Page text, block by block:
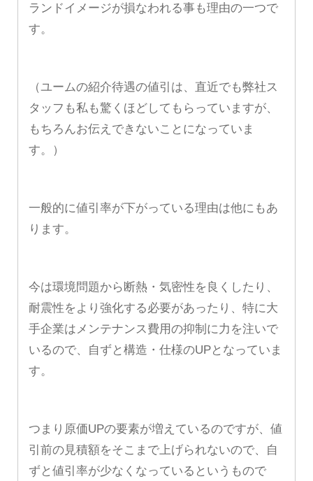
ランドイメージが損なわれる事も理由の一つで
す。
（ユームの紹介待遇の値引は、直近でも弊社ス
タッフも私も驚くほどしてもらっていますが、
もちろんお伝えできないことになっていま
す。）
一般的に値引率が下がっている理由は他にもあ
ります。
今は環境問題から断熱・気密性を良くしたり、
耐震性をより強化する必要があったり、特に大
手企業はメンテナンス費用の抑制に力を注いで
いるので、自ずと構造・仕様のUPとなっていま
す。
つまり原価UPの要素が増えているのですが、値
引前の見積額をそこまで上げられないので、自
ずと値引率が少なくなっているというもので